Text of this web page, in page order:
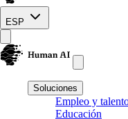
ESP
Soluciones
Empleo y
Educación